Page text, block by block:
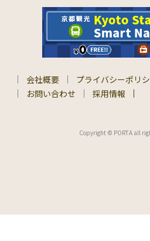
会社概要 プライバシーポリ
お問い合わせ
採用情報
Copyright © PORTA all